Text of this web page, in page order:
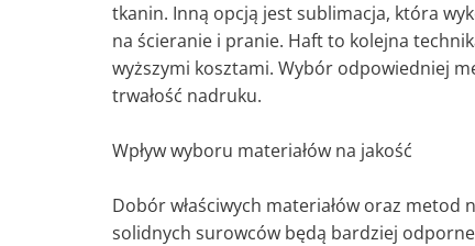
tkanin. Inną opcją jest sublimacja, która
na ścieranie i pranie. Haft to kolejna
wyższymi kosztami. Wybór odpowiedniej
trwałość nadruku.
Wpływ wyboru materiałów na jakość
Dobór właściwych materiałów oraz metod
solidnych surowców będą bardziej